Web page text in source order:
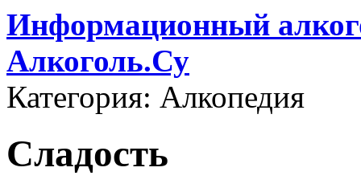
Информационный
Алкоголь.Су
Категория: Алкопедия
Сладость